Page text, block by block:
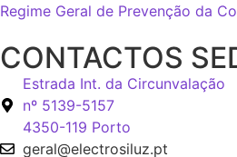
Regime Geral de Prevenção da
CONTACTOS
Estrada Int. da Circunvalação
nº 5139-5157
4350-119 Porto
geral@electrosiluz.pt